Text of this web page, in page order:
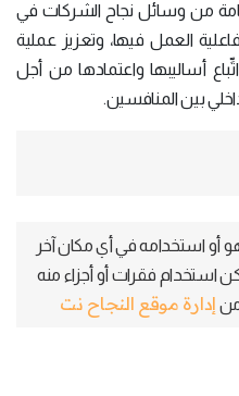
من وسائل نجاح الشركات في
العمل فيها، وتعزيز عملية
أساليبها واعتمادها من أجل
بين المنافسين.
أو استخدامه في أي مكان آخر
استخدام فقرات أو أجزاء منه
إدارة موقع النجاح نت